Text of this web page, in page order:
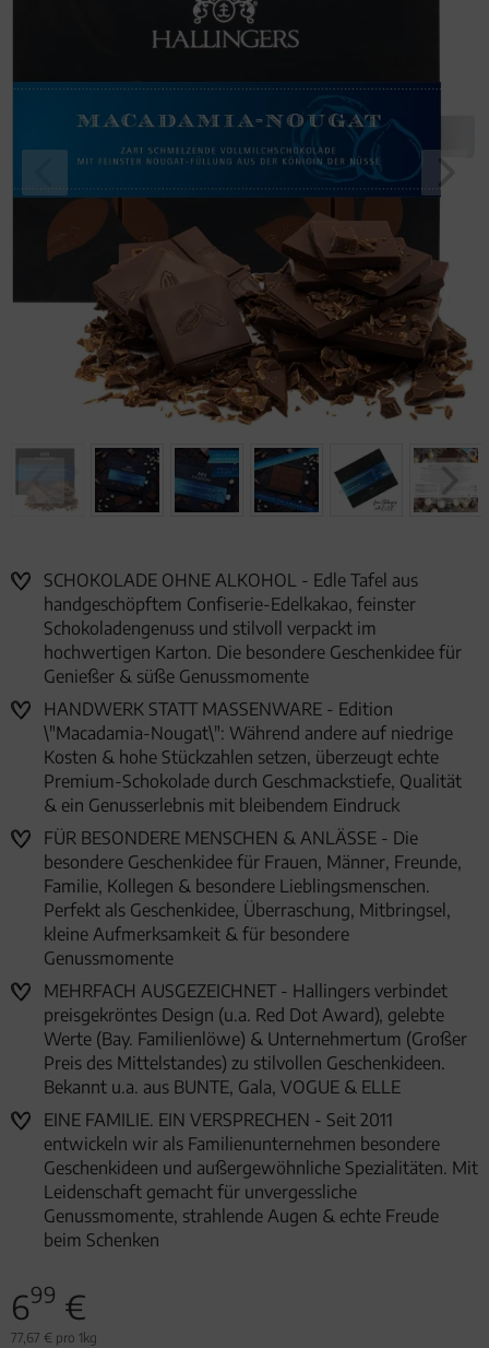
SCHOKOLADE OHNE ALKOHOL - Edle Tafel aus
handgeschöpftem Confiserie-Edelkakao, feinster
Schokoladengenuss und stilvoll verpackt im
hochwertigen Karton. Die besondere Geschenkidee für
Genießer & süße Genussmomente
HANDWERK STATT MASSENWARE - Edition
\"Macadamia-Nougat\": Während andere auf niedrige
Kosten & hohe Stückzahlen setzen, überzeugt echte
Premium-Schokolade durch Geschmackstiefe, Qualität
& ein Genusserlebnis mit bleibendem Eindruck
FÜR BESONDERE MENSCHEN & ANLÄSSE - Die
besondere Geschenkidee für Frauen, Männer, Freunde,
Familie, Kollegen & besondere Lieblingsmenschen.
Perfekt als Geschenkidee, Überraschung, Mitbringsel,
kleine Aufmerksamkeit & für besondere
Genussmomente
MEHRFACH AUSGEZEICHNET - Hallingers verbindet
preisgekröntes Design (u.a. Red Dot Award), gelebte
Werte (Bay. Familienlöwe) & Unternehmertum (Großer
Preis des Mittelstandes) zu stilvollen Geschenkideen.
Bekannt u.a. aus BUNTE, Gala, VOGUE & ELLE
EINE FAMILIE. EIN VERSPRECHEN - Seit 2011
entwickeln wir als Familienunternehmen besondere
Geschenkideen und außergewöhnliche Spezialitäten. Mit
Leidenschaft gemacht für unvergessliche
Genussmomente, strahlende Augen & echte Freude
beim Schenken
699 €
77,67 € pro 1kg
Bayern